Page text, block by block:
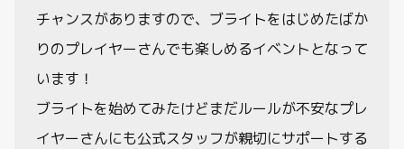
おすすめデッキ
チャンスがありますので、ブライトをはじめたばか
りのプレイヤーさんでも楽しめるイベントとなって
います！
ブライトを始めてみたけどまだルールが不安なプレ
イヤーさんにも公式スタッフが親切にサポートする